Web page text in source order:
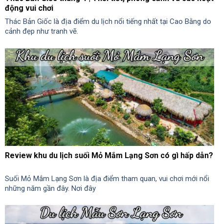
động vui chơi
Thác Bản Giốc là địa điểm du lịch nổi tiếng nhất tại Cao Bằng do
cảnh đẹp như tranh vẽ.
Review khu du lịch suối Mỏ Mắm Lạng Sơn có gì hấp dẫn?
Suối Mỏ Mắm Lạng Sơn là địa điểm tham quan, vui chơi mới nổi
những năm gần đây. Nơi đây